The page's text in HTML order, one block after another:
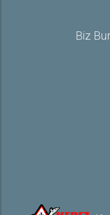
Ehliyet ile İlgili Bilgiler
Biz